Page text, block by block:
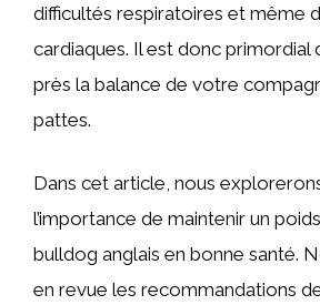
difficultés respiratoires et même
cardiaques. Il est donc primordial
près la balance de votre
pattes.
Dans cet article, nous
l’importance de maintenir un
bulldog anglais en bonne santé.
en revue les recommandations